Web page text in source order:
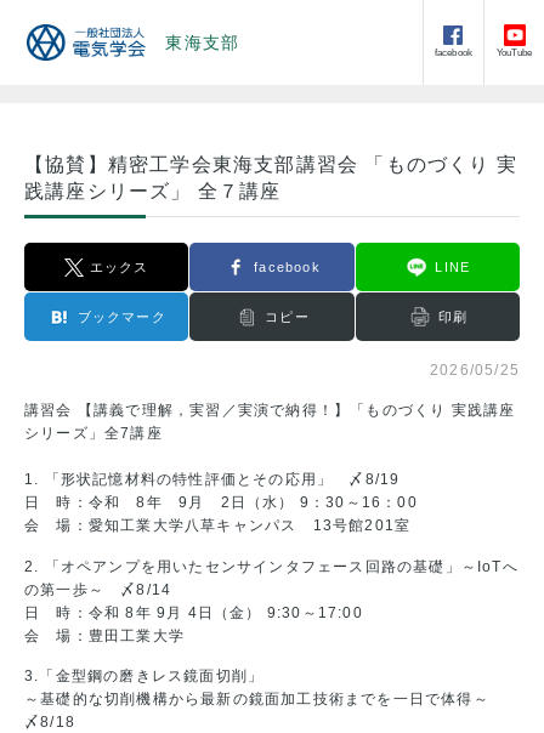
東海支部
facebook YouTube
【協賛】精密工学会東海支部講習会 「ものづくり 実
践講座シリーズ」 全７講座
エックス facebook LINE
ブックマーク コピー 印刷
2026/05/25
講習会 【講義で理解，実習／実演で納得！】「ものづくり 実践講座
シリーズ」全7講座
1. 「形状記憶材料の特性評価とその応用」 〆8/19
日 時：令和 8年 9月 2日（水） 9：30～16：00
会 場：愛知工業大学八草キャンパス 13号館201室
2. 「オペアンプを用いたセンサインタフェース回路の基礎」～IoTへ
の第一歩～ 〆8/14
日 時：令和 8年 9月 4日（金） 9:30～17:00
会 場：豊田工業大学
3.「金型鋼の磨きレス鏡面切削」
～基礎的な切削機構から最新の鏡面加工技術までを一日で体得～
〆8/18